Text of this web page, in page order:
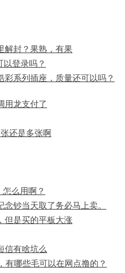
解封？果熟，有果
登录吗？
系列插座，质量还可以吗？
用龙支付了
还是多张啊
么用啊？
钞当天取了务必马上卖。
但是买的平板大涨
信有啥坑么
有哪些毛可以在网点撸的？